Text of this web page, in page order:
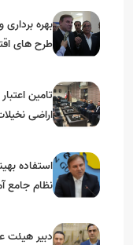
بهره
طرح های
تامین
اراضی
استفاده
نظام جامع
دبیر هیئت